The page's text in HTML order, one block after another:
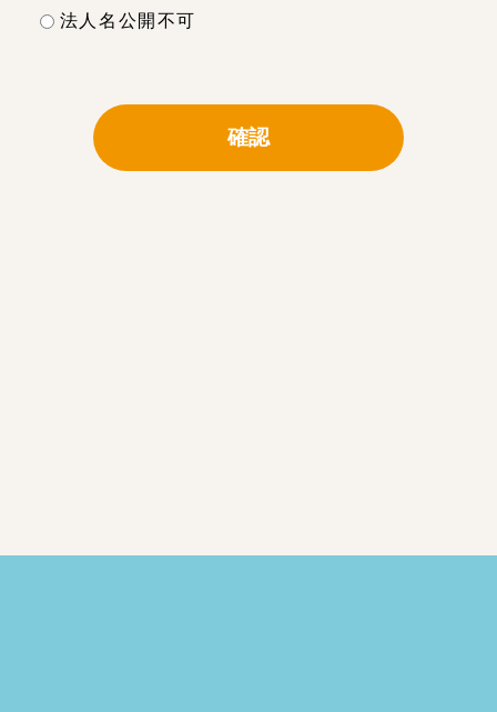
法人名公開不可